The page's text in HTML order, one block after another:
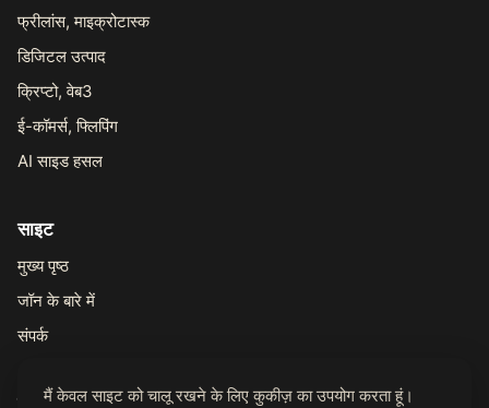
फ्रीलांस, माइक्रोटास्क
डिजिटल उत्पाद
क्रिप्टो, वेब3
ई-कॉमर्स, फ्लिपिंग
AI साइड हसल
साइट
मुख्य पृष्ठ
जॉन के बारे में
संपर्क
मैं केवल साइट को चालू रखने के लिए कुकीज़ का उपयोग करता हूं।